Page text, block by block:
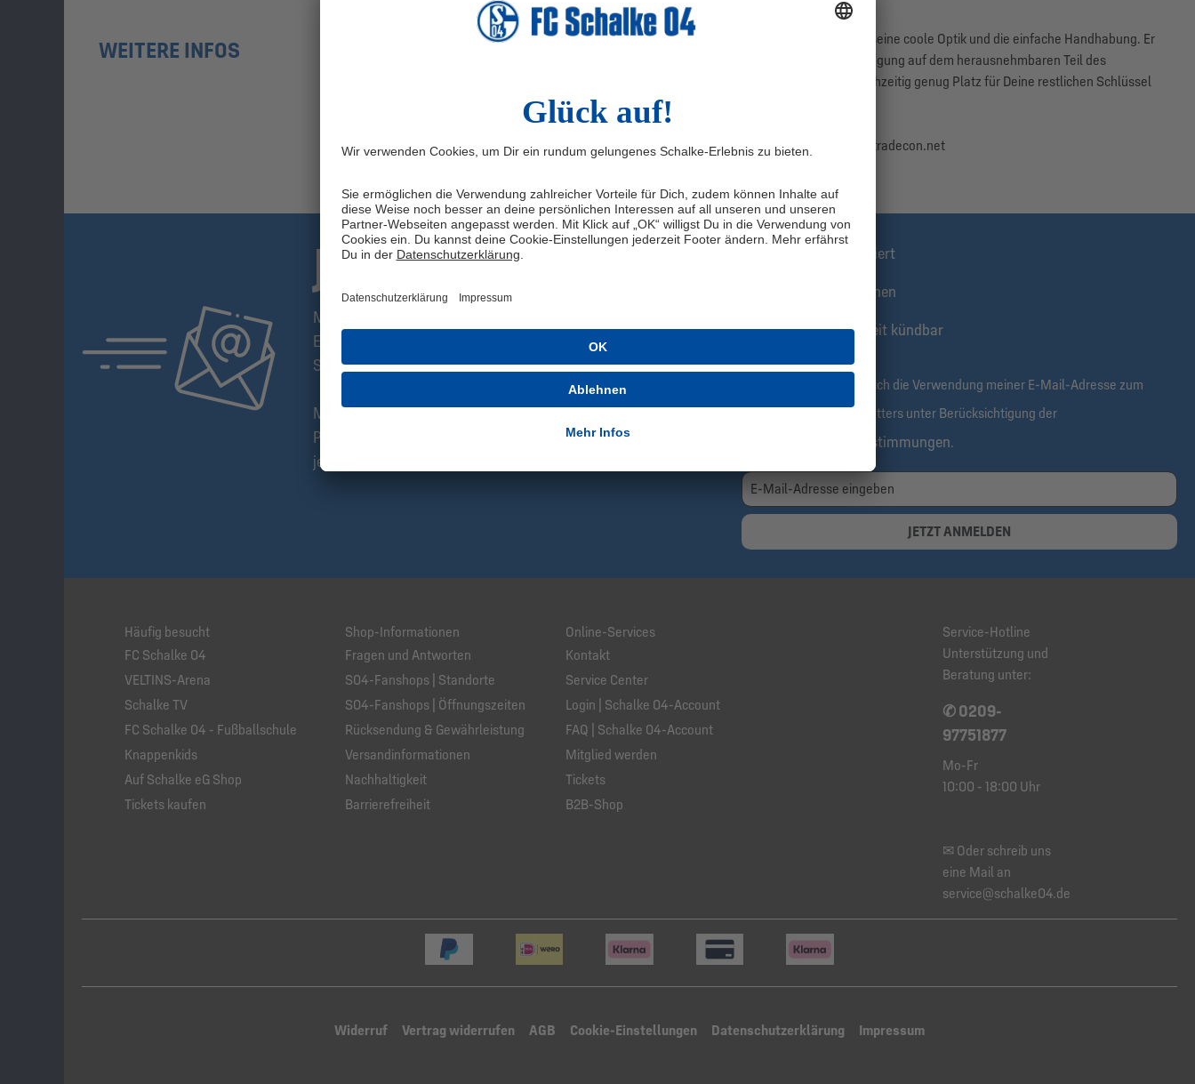
WEITERE INFOS
Unser S04-Schlüsselanhänger ist ein praktischer Begleiter und überzeugt durch seine coole Optik und die einfache Handhabung. Er
hat einen integrierten FC Schalke 04- Schriftzug, sowie eine blau-weiße Logo-Prägung auf dem herausnehmbaren Teil des
Einkaufschips. Damit wird das Einkaufen zum königsblauen Erlebnis und hält gleichzeitig genug Platz für Deine restlichen Schlüssel
Herstellerangaben: Trade Con GmbH, Haferwende 36, 28357 Bremen, kontakt@tradecon.net
JETZT ANMELDEN!
Mit dem S04-Newsletter informieren wir Dich immer als
Erstes über neue Artikel, Rabattaktionen sowie
Sonderangebote.
Melde Dich an und erhalte aktuelle Informationen über neue
Produkte und spannende Angebote. Die Abmeldung ist
jederzeit möglich.
Bestens informiert
Exklusive Aktionen
Gratis & jederzeit kündbar
Hiermit bestätige ich die Verwendung meiner E-Mail-Adresse zum
Erhalt des Newsletters unter Berücksichtigung der
Datenschutzbestimmungen.
JETZT ANMELDEN
Häufig besucht
FC Schalke 04
VELTINS-Arena
Schalke TV
FC Schalke 04 - Fußballschule
Knappenkids
Auf Schalke eG Shop
Tickets kaufen
Shop-Informationen
Fragen und Antworten
S04-Fanshops | Standorte
S04-Fanshops | Öffnungszeiten
Rücksendung & Gewährleistung
Versandinformationen
Nachhaltigkeit
Barrierefreiheit
Online-Services
Kontakt
Service Center
Login | Schalke 04-Account
FAQ | Schalke 04-Account
Mitglied werden
Tickets
B2B-Shop
Service-Hotline
Unterstützung und
Beratung unter:
✆ 0209-
97751877
Mo-Fr
10:00 - 18:00 Uhr
✉ Oder schreib uns
eine Mail an
service@schalke04.de
Widerruf Vertrag widerrufen AGB Cookie-Einstellungen Datenschutzerklärung Impressum